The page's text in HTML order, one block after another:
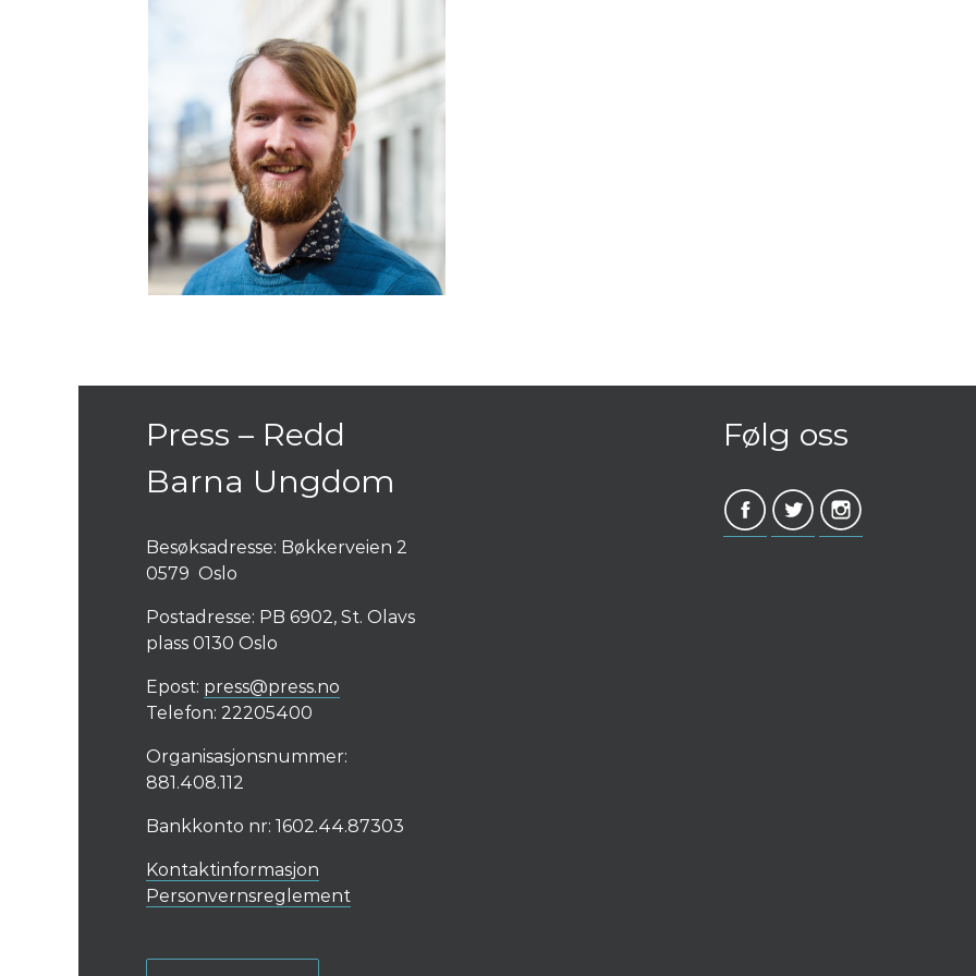
Press – Redd
Barna Ungdom
Besøksadresse: Bøkkerveien 2
0579 Oslo
Postadresse: PB 6902, St. Olavs
plass 0130 Oslo
Epost: press@press.no
Telefon: 22205400
Organisasjonsnummer:
881.408.112
Bankkonto nr: 1602.44.87303
Kontaktinformasjon
Personvernsreglement
Følg oss